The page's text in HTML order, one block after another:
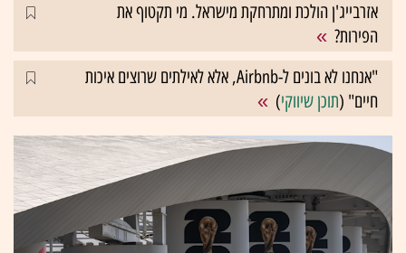
אזרבייג'ן הולכת ומתרחקת מישראל. מי תקטוף את
הפירות?
"אנחנו לא בונים ל-Airbnb, אלא לאילתים שרוצים איכות
חיים" (תוכן שיווקי)